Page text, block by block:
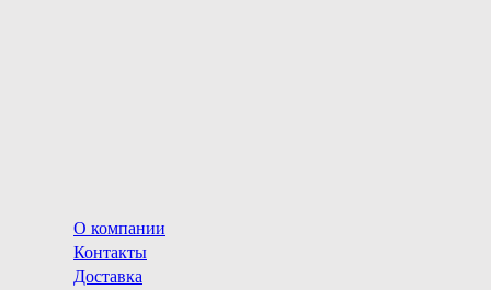
О компании
Контакты
Доставка